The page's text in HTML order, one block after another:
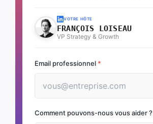
VOTRE HÔTE
FRANÇOIS LOISEAU
VP Strategy & Growth
Email professionnel *
Comment pouvons-nous vous aider ?